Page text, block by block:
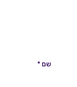
שם *